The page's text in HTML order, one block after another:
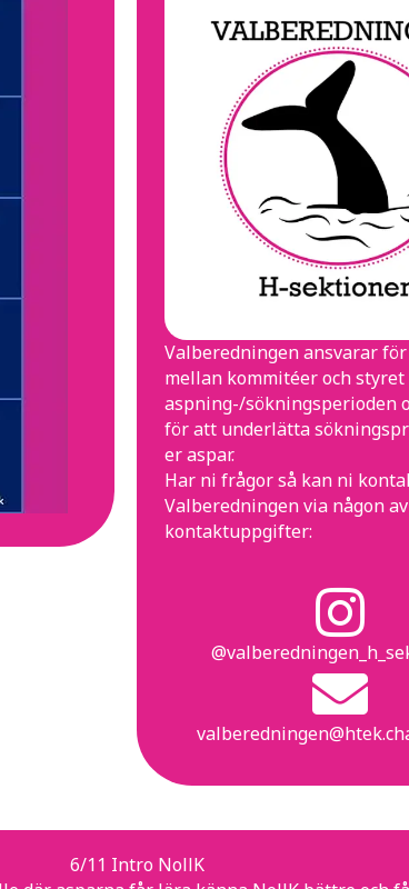
Valberedningen ansvarar
mellan kommitéer och
aspning-/sökningsperioden
för att underlätta
er aspar.
Har ni frågor så kan ni
Valberedningen via någon
kontaktuppgifter:
6/11 Intro NollK